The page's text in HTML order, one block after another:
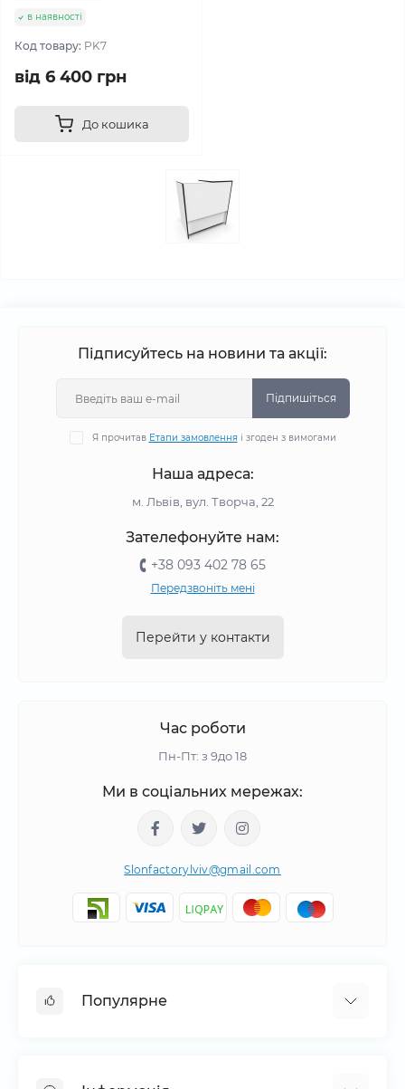
в наявності
Код товару: PK7
від 6 400 грн
До кошика
Підписуйтесь на новини та акції:
Підпишіться
Я прочитав Етапи замовлення і згоден з вимогами
Наша адреса:
м. Львів, вул. Творча, 22
Зателефонуйте нам:
+38 093 402 78 65
Передзвоніть мені
Перейти у контакти
Час роботи
Пн-Пт: з 9до 18
Ми в соціальних мережах:
Slonfactorylviv@gmail.com
Популярне